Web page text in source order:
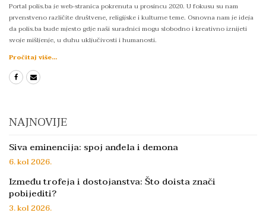
Portal polis.ba je web-stranica pokrenuta u prosincu 2020. U fokusu su nam
prvenstveno različite društvene, religijske i kulturne teme. Osnovna nam je ideja
da polis.ba bude mjesto gdje naši suradnici mogu slobodno i kreativno iznijeti
svoje mišljenje, u duhu uključivosti i humanosti.
Pročitaj više...
NAJNOVIJE
Siva eminencija: spoj anđela i demona
6. kol 2026.
Između trofeja i dostojanstva: Što doista znači
pobijediti?
3. kol 2026.